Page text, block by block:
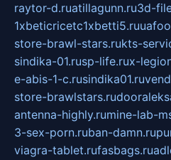
raytor-d.ruatillagunn.ru3d-
1xbeticricetc1xbetti5.ru
store-brawl-stars.rukts-
sindika-01.rusp-life.rux-
e-abis-1-c.rusindika01.ru
store-brawlstars.ru
antenna-highly.rumine-lab-
3-sex-porn.ruban-damn.ru
viagra-tablet.rufasbags.ru